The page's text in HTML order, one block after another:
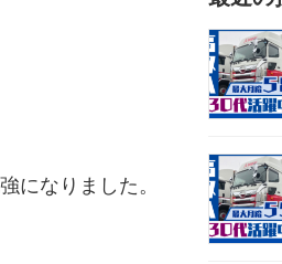
になりました。